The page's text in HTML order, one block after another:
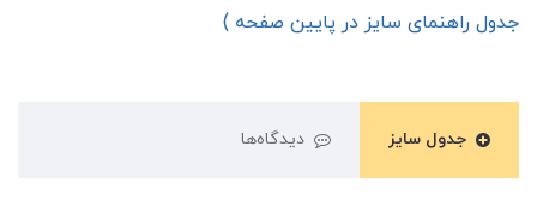
جدول راهنمای سایز در پایین صفحه )
جدول سایز دیدگاه‌ها